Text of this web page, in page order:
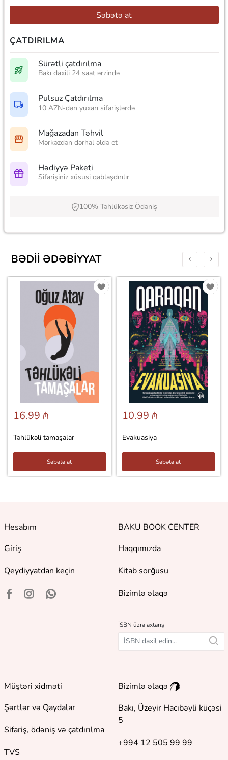
Səbətə at
ÇATDIRILMA
Sürətli çatdırılma
Bakı daxili 24 saat ərzində
Pulsuz Çatdırılma
10 AZN-dən yuxarı sifarişlərdə
Mağazadan Təhvil
Mərkəzdən dərhal əldə et
Hədiyyə Paketi
Sifarişiniz xüsusi qablaşdırılır
100% Təhlükəsiz Ödəniş
BƏDII ƏDƏBIYYAT
16.99 ₼
Təhlükəli tamaşalar
Səbətə at
10.99 ₼
Evakuasiya
Səbətə at
Hesabım
Giriş
Qeydiyyatdan keçin
BAKU BOOK CENTER
Haqqımızda
Kitab sorğusu
Bizimlə əlaqə
İSBN üzrə axtarış
Müştəri xidməti
Şərtlər və Qaydalar
Sifariş, ödəniş və çatdırılma
TVS
Bizimlə əlaqə
Bakı, Üzeyir Hacıbəyli küçəsi
5
+994 12 505 99 99